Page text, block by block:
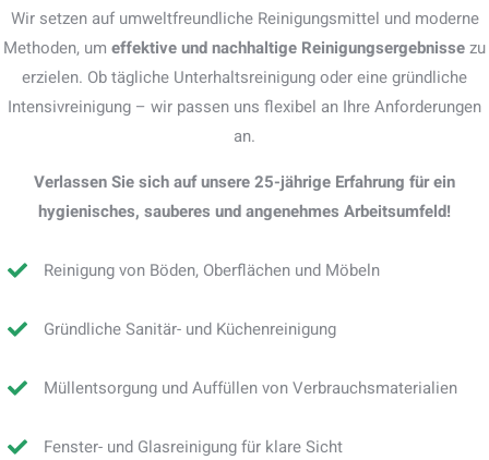
Wir setzen auf umweltfreundliche Reinigungsmittel und moderne
Methoden, um effektive und nachhaltige Reinigungsergebnissezu
erzielen. Ob tägliche Unterhaltsreinigung oder eine gründliche
Intensivreinigung – wir passen uns flexibel an Ihre Anforderungen
an.
Verlassen Sie sich auf unsere 25-jährige Erfahrung für ein
hygienisches, sauberes und angenehmes Arbeitsumfeld!
Reinigung von Böden, Oberflächen und Möbeln
Gründliche Sanitär- und Küchenreinigung
Müllentsorgung und Auffüllen von Verbrauchsmaterialien
Fenster- und Glasreinigung für klare Sicht